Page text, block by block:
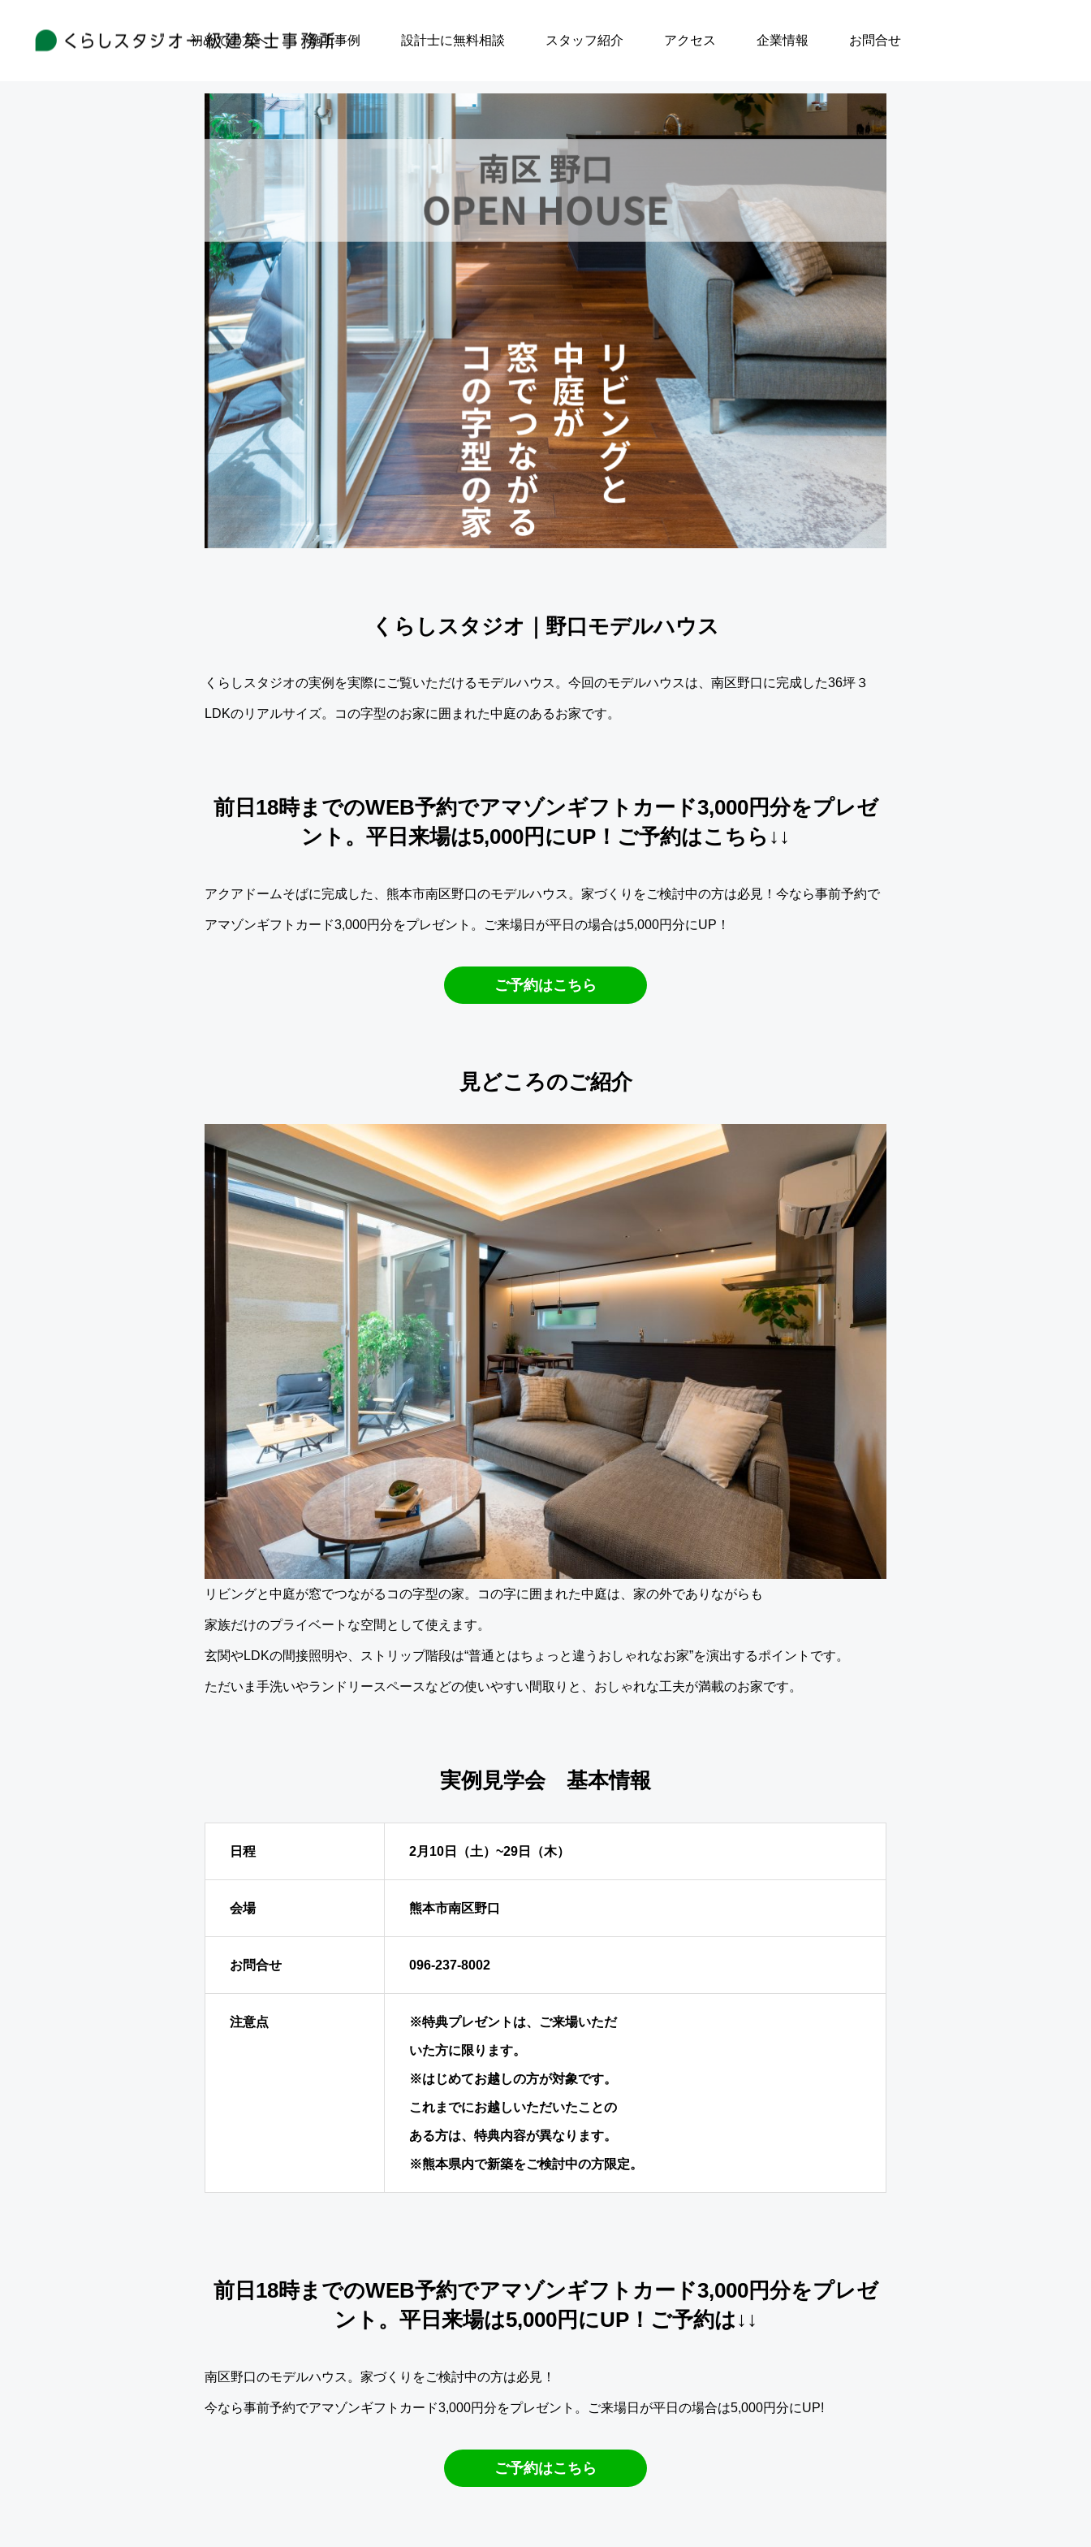
初めての方へ 施工事例 設計士に無料相談 スタッフ紹介 アクセス 企業情報 お問合せ
くらしスタジオ｜野口モデルハウス
くらしスタジオの実例を実際にご覧いただけるモデルハウス。今回のモデルハウスは、南区野口に完成した36坪３
LDKのリアルサイズ。コの字型のお家に囲まれた中庭のあるお家です。
前日18時までのWEB予約でアマゾンギフトカード3,000円分をプレゼ
ント。平日来場は5,000円にUP！ご予約はこちら↓↓
アクアドームそばに完成した、熊本市南区野口のモデルハウス。家づくりをご検討中の方は必見！今なら事前予約で
アマゾンギフトカード3,000円分をプレゼント。ご来場日が平日の場合は5,000円分にUP！
ご予約はこちら
見どころのご紹介
リビングと中庭が窓でつながるコの字型の家。コの字に囲まれた中庭は、家の外でありながらも
家族だけのプライベートな空間として使えます。
玄関やLDKの間接照明や、ストリップ階段は“普通とはちょっと違うおしゃれなお家”を演出するポイントです。
ただいま手洗いやランドリースペースなどの使いやすい間取りと、おしゃれな工夫が満載のお家です。
実例見学会 基本情報
日程 2月10日（土）~29日（木）
会場 熊本市南区野口
お問合せ 096-237-8002
注意点 ※特典プレゼントは、ご来場いただ
いた方に限ります。
※はじめてお越しの方が対象です。
これまでにお越しいただいたことの
ある方は、特典内容が異なります。
※熊本県内で新築をご検討中の方限定。
前日18時までのWEB予約でアマゾンギフトカード3,000円分をプレゼ
ント。平日来場は5,000円にUP！ご予約は↓↓
南区野口のモデルハウス。家づくりをご検討中の方は必見！
今なら事前予約でアマゾンギフトカード3,000円分をプレゼント。ご来場日が平日の場合は5,000円分にUP!
ご予約はこちら